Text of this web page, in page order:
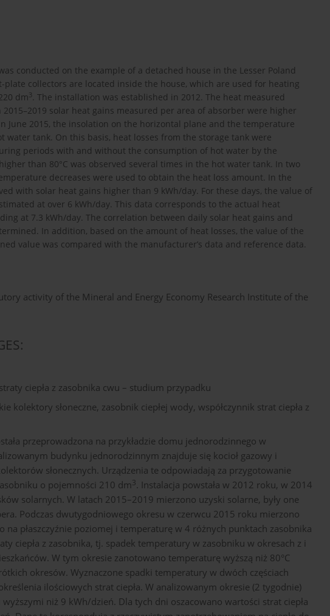
conducted on the example of a detached house in the Lesser Poland
collectors are located inside the house, which are used for heating
dm3. The installation was established in 2012. The heat measured
solar heat gains measured per area of absorber were higher
June 2015, the insolation on the horizontal plane and the temperature
tank. On this basis, heat losses from the storage tank were
periods with and without the consumption of hot water by the
than 80°C was observed several times in the hot water tank. In two
decreases were used to obtain the heat loss amount. In the
with solar heat gains higher than 9 kWh/day. For these days, the value of
at over 6 kWh/day. This data corresponds to the actual heat
at 7.3 kWh/day. The correlation between daily solar heat gains and
In addition, based on the amount of heat losses, the value of the
value was compared with the manufacturer’s data and reference data.
activity of the Mineral and Energy Economy Research Institute of the
ciepła z zasobnika cwu – studium przypadku
kolektory słoneczne, zasobnik ciepłej wody, współczynnik strat ciepła z
przeprowadzona na przykładzie domu jednorodzinnego w
budynku jednorodzinnym znajduje się kocioł gazowy i
słonecznych. Urządzenia te odpowiadają za przygotowanie
o pojemności 210 dm 3. Instalacja powstała w 2012 roku, w 2014
solarnych. W latach 2015–2019 mierzono uzyski solarne, były one
Podczas dwutygodniowego okresu w czerwcu 2015 roku mierzono
na płaszczyźnie poziomej i temperaturę w 4 różnych punktach zasobnika
ciepła z zasobnika, tj. spadek temperatury w zasobniku w okresach z i
W tym okresie zanotowano temperaturę wyższą niż 80°C
okresów. Wyznaczone spadki temperatury w dwóch częściach
ilościowych strat ciepła. W analizowanym okresie (2 tygodnie)
niż 9 kWh/dzień. Dla tych dni oszacowano wartości strat ciepła